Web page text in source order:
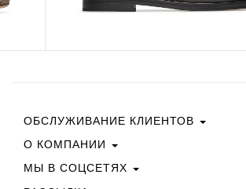
ОБСЛУЖИВАНИЕ КЛИЕНТОВ
Свяжитесь С Нами
Условия Покупки
О КОМПАНИИ
Политика Конфиденциальности
МЫ В СОЦСЕТЯХ